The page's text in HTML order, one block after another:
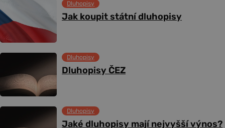
Jak koupit státní dluhopisy
Dluhopisy
Dluhopisy ČEZ
Dluhopisy
Jaké dluhopisy mají nejvyšší výnos?
Dluhopisy